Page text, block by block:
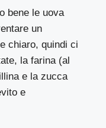
bene le uova
un
chiaro, quindi ci
la farina (al
e la zucca
e